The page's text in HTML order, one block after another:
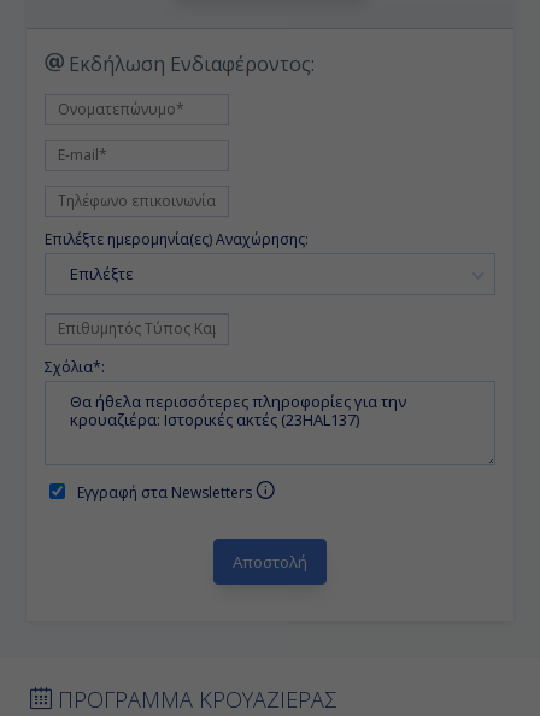
Εκδήλωση Ενδιαφέροντος:
Επιλέξτε ημερομηνία(ες) Αναχώρησης:
Επιλέξτε
Σχόλια*:
Εγγραφή στα Newsletters
ΠΡΟΓΡΑΜΜΑ ΚΡΟΥΑΖΙΕΡΑΣ